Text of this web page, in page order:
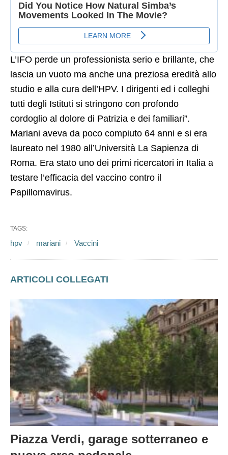
L’IFO perde un professionista serio e brillante, che
lascia un vuoto ma anche una preziosa eredità allo
studio e alla cura dell’HPV. I dirigenti ed i colleghi
tutti degli Istituti si stringono con profondo
cordoglio al dolore di Patrizia e dei familiari”.
Mariani aveva da poco compiuto 64 anni e si era
laureato nel 1980 all’Università La Sapienza di
Roma. Era stato uno dei primi ricercatori in Italia a
testare l’efficacia del vaccino contro il
Papillomavirus.
TAGS:
hpv mariani Vaccini
ARTICOLI COLLEGATI
Piazza Verdi, garage sotterraneo e